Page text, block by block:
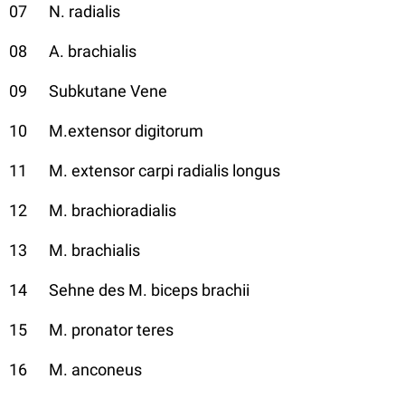
07 N. radialis
08 A. brachialis
09 Subkutane Vene
10 M.extensor digitorum
11 M. extensor carpi radialis longus
12 M. brachioradialis
13 M. brachialis
14 Sehne des M. biceps brachii
15 M. pronator teres
16 M. anconeus